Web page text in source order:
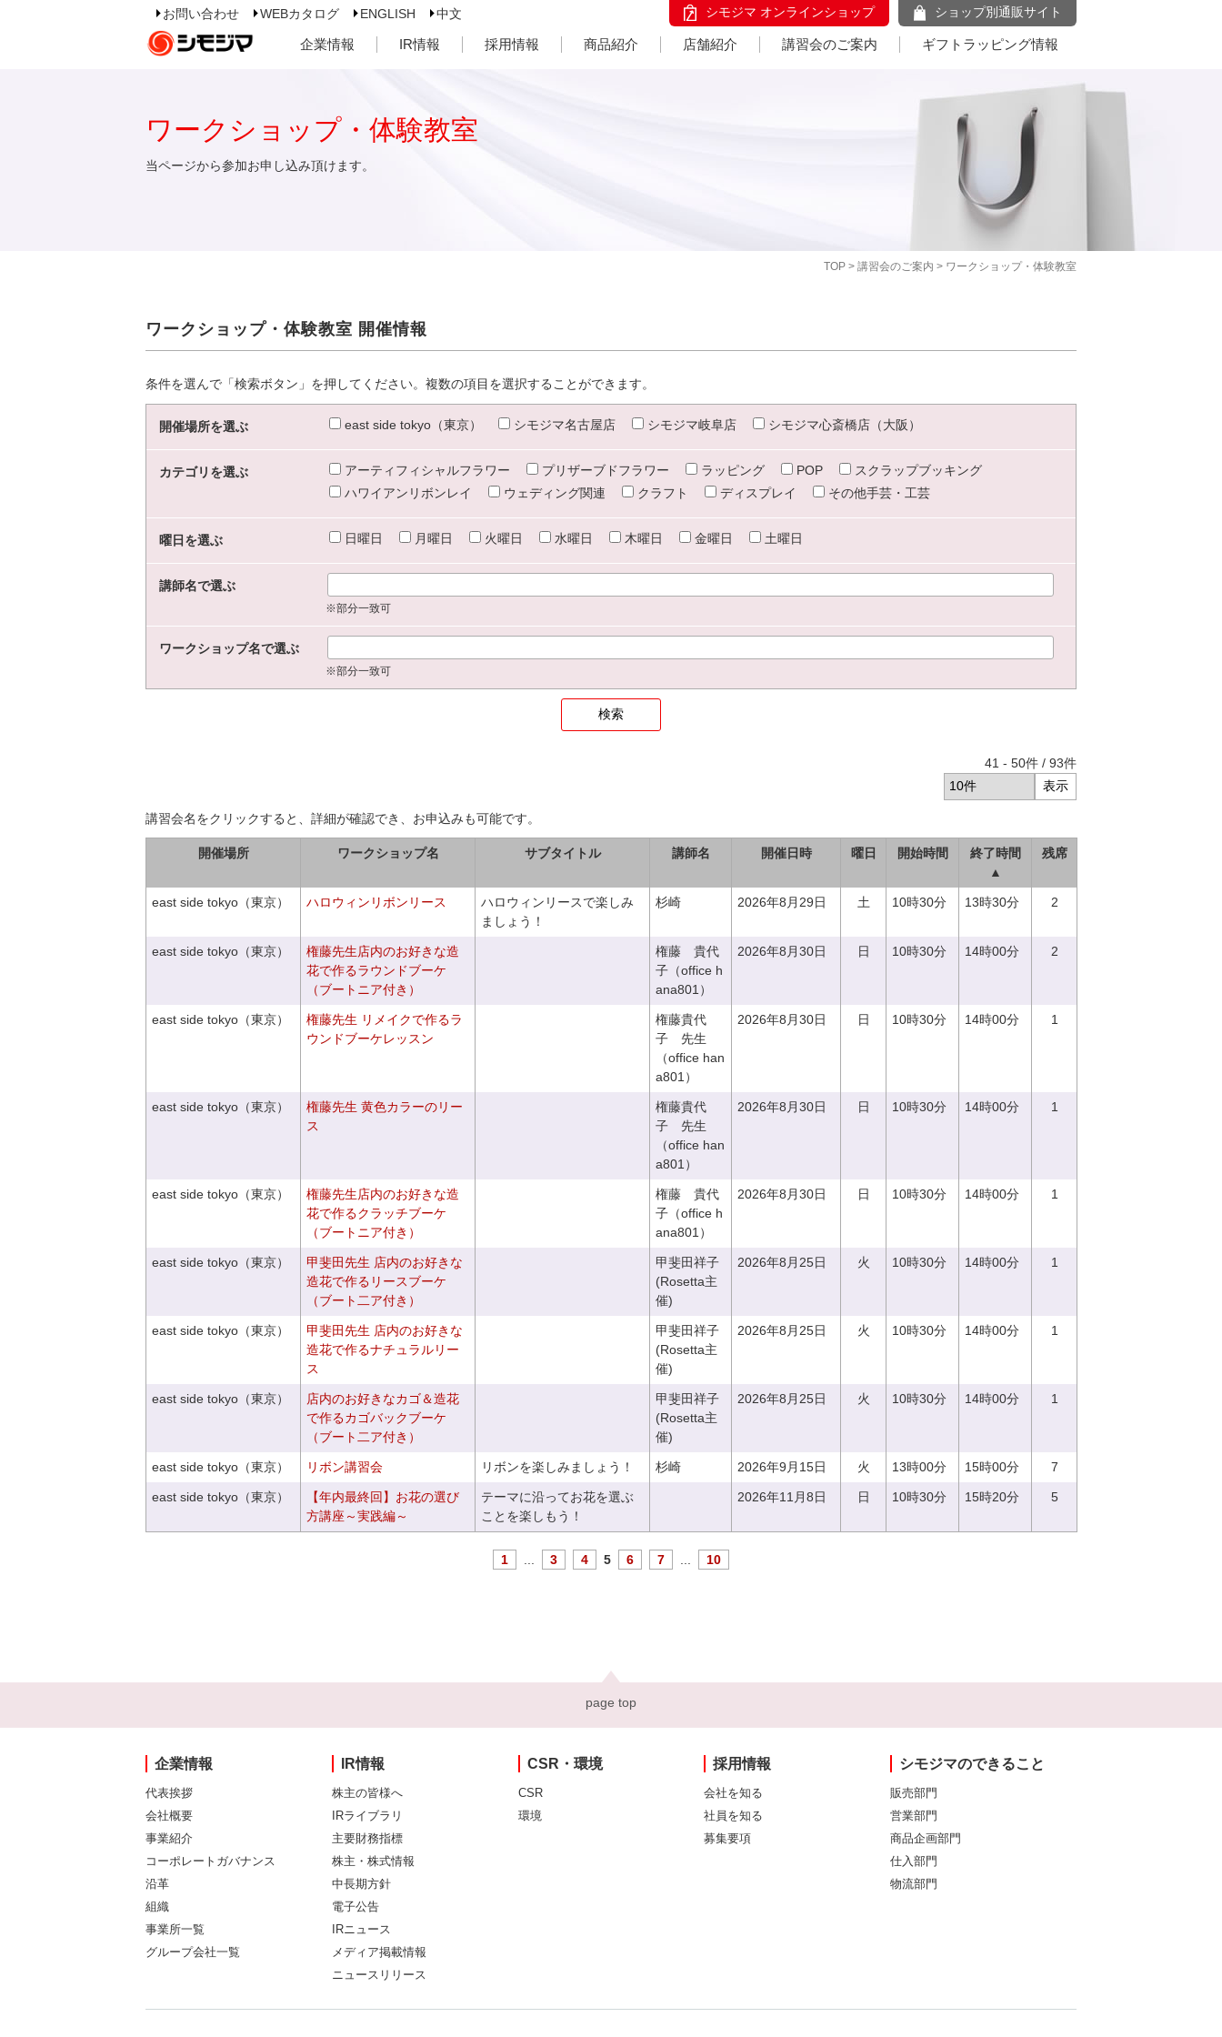
お問い合わせ WEBカタログ ENGLISH 中文 シモジマ オンラインショップ ショップ別通販サイト
企業情報 IR情報 採用情報 商品紹介 店舗紹介 講習会のご案内 ギフトラッピング情報
TOP > 講習会のご案内 > ワークショップ・体験教室
ワークショップ・体験教室
当ページから参加お申し込み頂けます。
ワークショップ・体験教室 開催情報
条件を選んで「検索ボタン」を押してください。複数の項目を選択することができます。
開催場所を選ぶ east side tokyo（東京） シモジマ名古屋店 シモジマ岐阜店 シモジマ心斎橋店（大阪）
カテゴリを選ぶ アーティフィシャルフラワー プリザーブドフラワー ラッピング POP
スクラップブッキング
ハワイアンリボンレイ
ウェディング関連 クラフト ディスプレイ その他手芸・工芸
曜日を選ぶ 日曜日 月曜日 火曜日 水曜日 木曜日 金曜日 土曜日
講師名で選ぶ
※部分一致可
ワークショップ名で選ぶ
※部分一致可
41 - 50件 / 93件
講習会名をクリックすると、詳細が確認でき、お申込みも可能です。
開催場所 ワークショップ名 サブタイトル 講師名 開催日時 曜日 開始時間
終了時間
▲
残席
east side tokyo（東京） ハロウィンリボンリース
ハロウィンリースで楽しみ
ましょう！
杉崎 2026年8月29日 土 10時30分 13時30分 2
east side tokyo（東京）
権藤先生店内のお好きな造
花で作るラウンドブーケ
（ブートニア付き）
権藤 貴代
子（office h
ana801）
2026年8月30日 日 10時30分 14時00分 2
east side tokyo（東京）
権藤先生 リメイクで作るラ
ウンドブーケレッスン
権藤貴代
子 先生
（office han
a801）
2026年8月30日 日 10時30分 14時00分 1
east side tokyo（東京）
権藤先生 黄色カラーのリー
ス
権藤貴代
子 先生
（office han
a801）
2026年8月30日 日 10時30分 14時00分 1
east side tokyo（東京）
権藤先生店内のお好きな造
花で作るクラッチブーケ
（ブートニア付き）
権藤 貴代
子（office h
ana801）
2026年8月30日 日 10時30分 14時00分 1
east side tokyo（東京）
甲斐田先生 店内のお好きな
造花で作るリースブーケ
（ブート二ア付き）
甲斐田祥子
(Rosetta主
催)
2026年8月25日 火 10時30分 14時00分 1
east side tokyo（東京）
甲斐田先生 店内のお好きな
造花で作るナチュラルリー
ス
甲斐田祥子
(Rosetta主
催)
2026年8月25日 火 10時30分 14時00分 1
east side tokyo（東京）
店内のお好きなカゴ＆造花
で作るカゴバックブーケ
（ブート二ア付き）
甲斐田祥子
(Rosetta主
催)
2026年8月25日 火 10時30分 14時00分 1
east side tokyo（東京） リボン講習会 リボンを楽しみましょう！ 杉崎 2026年9月15日 火 13時00分 15時00分 7
east side tokyo（東京）
【年内最終回】お花の選び
方講座～実践編～
テーマに沿ってお花を選ぶ
ことを楽しもう！
2026年11月8日 日 10時30分 15時20分 5
1 3 4 5 6 7 10
page top
企業情報
代表挨拶
会社概要
事業紹介
コーポレートガバナンス
沿革
組織
事業所一覧
グループ会社一覧
IR情報
株主の皆様へ
IRライブラリ
主要財務指標
株主・株式情報
中長期方針
電子公告
IRニュース
メディア掲載情報
ニュースリリース
CSR・環境
CSR
環境
採用情報
会社を知る
社員を知る
募集要項
シモジマのできること
販売部門
営業部門
商品企画部門
仕入部門
物流部門